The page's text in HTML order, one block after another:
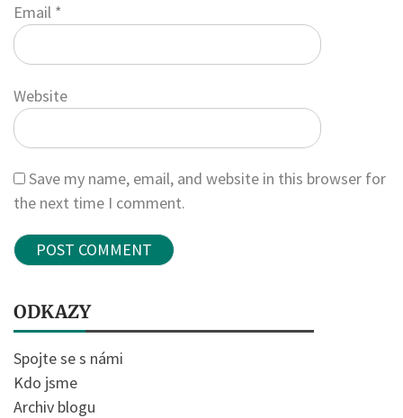
Email *
Website
Save my name, email, and website in this browser for
the next time I comment.
ODKAZY
Spojte se s námi
Kdo jsme
Archiv blogu